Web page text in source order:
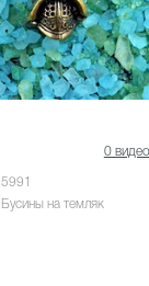
0 видео
5991
Бусины на темляк